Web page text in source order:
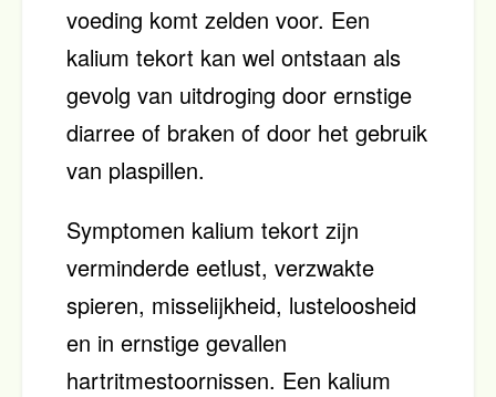
voeding komt zelden voor. Een
kalium tekort kan wel ontstaan als
gevolg van uitdroging door ernstige
diarree of braken of door het gebruik
van plaspillen.
Symptomen kalium tekort zijn
verminderde eetlust, verzwakte
spieren, misselijkheid, lusteloosheid
en in ernstige gevallen
hartritmestoornissen. Een kalium